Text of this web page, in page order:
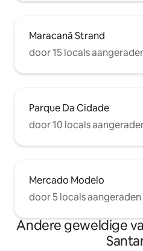
Maracanã Strand
door 15 locals
Parque Da Cidade
door 10 locals
Mercado Modelo
door 5 locals aangeraden
Andere geweldige